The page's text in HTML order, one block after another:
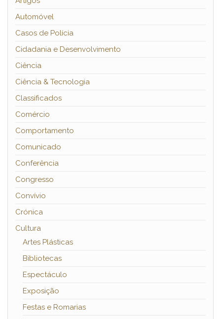
Automóvel
Casos de Polícia
Cidadania e Desenvolvimento
Ciência
Ciência & Tecnologia
Classificados
Comércio
Comportamento
Comunicado
Conferência
Congresso
Convívio
Crónica
Cultura
Artes Plásticas
Bibliotecas
Espectáculo
Exposição
Festas e Romarias